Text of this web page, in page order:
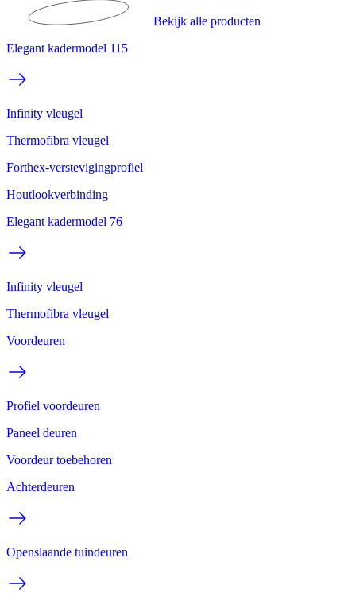
Bekijk alle producten
Elegant kadermodel 115
Infinity vleugel
Thermofibra vleugel
Forthex-verstevigingprofiel
Houtlookverbinding
Elegant kadermodel 76
Infinity vleugel
Thermofibra vleugel
Voordeuren
Profiel voordeuren
Paneel deuren
Voordeur toebehoren
Achterdeuren
Openslaande tuindeuren